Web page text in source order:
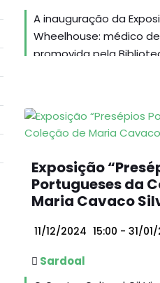
A inauguração da
Wheelhouse: médico
promovida pela
pelas 18 horas, no
Vicente.
Exposição
Portugueses da
Maria Cavaco
11/12/2024 15:00 - 31/
Sardoal